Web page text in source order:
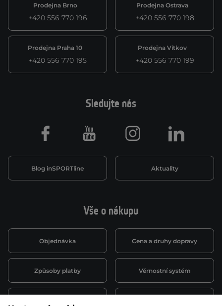
Prodejna Brno
+420 556 770 196
Prodejna Ostrava
+420 556 770 198
Prodejna Praha 10
+420 556 770 195
Prodejna Vítkov
+420 556 770 199
Vše o nákupu
Objednávka Cena a druhy dopravy
Způsoby platby Věrnostní systém
Sledujte nás
Blog inSPORTline Aktuality
Facebook Youtube Instagram LinkedIn